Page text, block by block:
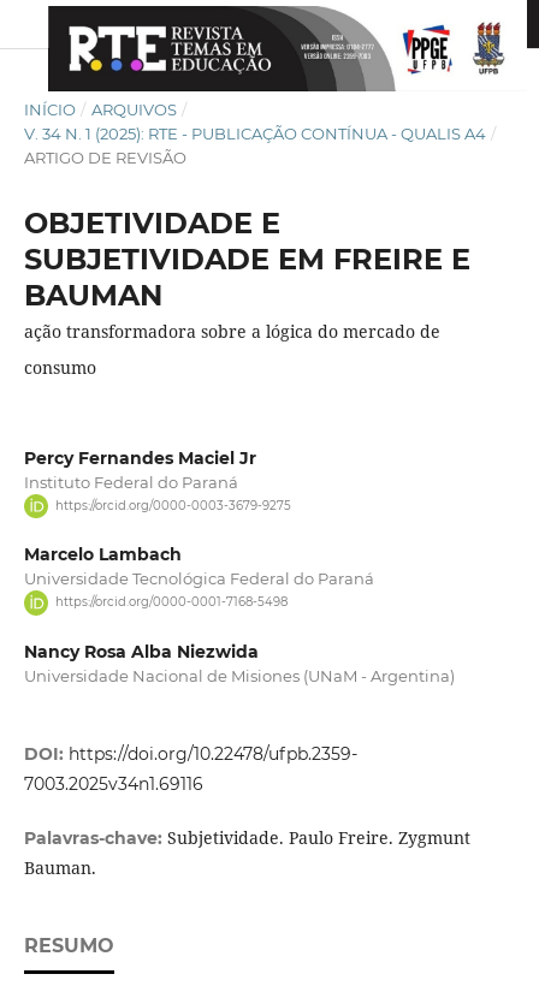
INÍCIO / ARQUIVOS /
V. 34 N. 1 (2025): RTE - PUBLICAÇÃO CONTÍNUA - QUALIS A4 /
ARTIGO DE REVISÃO
OBJETIVIDADE E
SUBJETIVIDADE EM FREIRE E
BAUMAN
ação transformadora sobre a lógica do mercado de
consumo
Percy Fernandes Maciel Jr
Instituto Federal do Paraná
https://orcid.org/0000-0003-3679-9275
Marcelo Lambach
Universidade Tecnológica Federal do Paraná
https://orcid.org/0000-0001-7168-5498
Nancy Rosa Alba Niezwida
Universidade Nacional de Misiones (UNaM - Argentina)
DOI: https://doi.org/10.22478/ufpb.2359-
7003.2025v34n1.69116
Palavras-chave: Subjetividade. Paulo Freire. Zygmunt
Bauman.
RESUMO